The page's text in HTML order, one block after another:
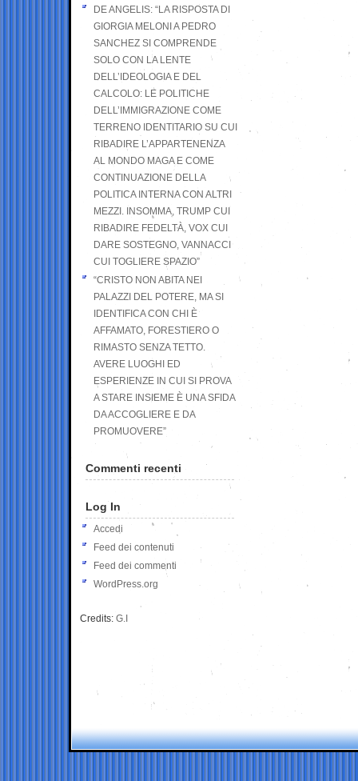
DE ANGELIS: “LA RISPOSTA DI
GIORGIA MELONI A PEDRO
SANCHEZ SI COMPRENDE
SOLO CON LA LENTE
DELL’IDEOLOGIA E DEL
CALCOLO: LE POLITICHE
DELL’IMMIGRAZIONE COME
TERRENO IDENTITARIO SU CUI
RIBADIRE L’APPARTENENZA
AL MONDO MAGA E COME
CONTINUAZIONE DELLA
POLITICA INTERNA CON ALTRI
MEZZI. INSOMMA, TRUMP CUI
RIBADIRE FEDELTÀ, VOX CUI
DARE SOSTEGNO, VANNACCI
CUI TOGLIERE SPAZIO”
“CRISTO NON ABITA NEI
PALAZZI DEL POTERE, MA SI
IDENTIFICA CON CHI È
AFFAMATO, FORESTIERO O
RIMASTO SENZA TETTO.
AVERE LUOGHI ED
ESPERIENZE IN CUI SI PROVA
A STARE INSIEME È UNA SFIDA
DA ACCOGLIERE E DA
PROMUOVERE”
Commenti recenti
Log In
Accedi
Feed dei contenuti
Feed dei commenti
WordPress.org
Credits: G.I